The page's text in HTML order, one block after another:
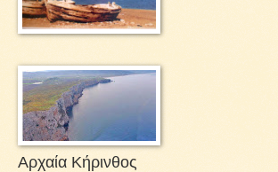
Αρχαία Κήρινθος